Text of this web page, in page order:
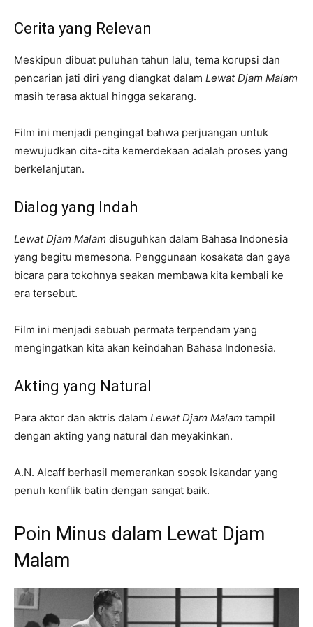
Cerita yang Relevan
Meskipun dibuat puluhan tahun lalu, tema korupsi dan
pencarian jati diri yang diangkat dalam Lewat Djam Malam
masih terasa aktual hingga sekarang.
Film ini menjadi pengingat bahwa perjuangan untuk
mewujudkan cita-cita kemerdekaan adalah proses yang
berkelanjutan.
Dialog yang Indah
Lewat Djam Malam disuguhkan dalam Bahasa Indonesia
yang begitu memesona. Penggunaan kosakata dan gaya
bicara para tokohnya seakan membawa kita kembali ke
era tersebut.
Film ini menjadi sebuah permata terpendam yang
mengingatkan kita akan keindahan Bahasa Indonesia.
Akting yang Natural
Para aktor dan aktris dalam Lewat Djam Malam tampil
dengan akting yang natural dan meyakinkan.
A.N. Alcaff berhasil memerankan sosok Iskandar yang
penuh konflik batin dengan sangat baik.
Poin Minus dalam Lewat Djam
Malam